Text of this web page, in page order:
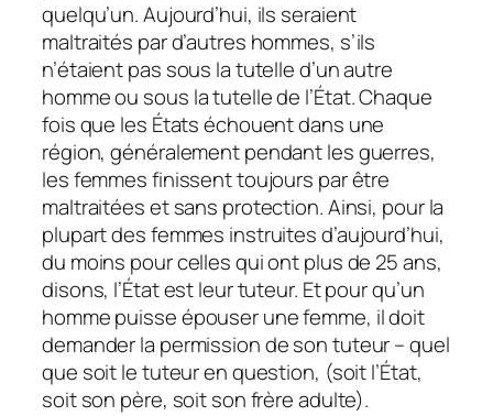
quelqu’un. Aujourd’hui, ils seraient
maltraités par d’autres hommes, s’ils
n’étaient pas sous la tutelle d’un autre
homme ou sous la tutelle de l’État. Chaque
fois que les États échouent dans une
région, généralement pendant les guerres,
les femmes finissent toujours par être
maltraitées et sans protection. Ainsi, pour la
plupart des femmes instruites d’aujourd’hui,
du moins pour celles qui ont plus de 25 ans,
disons, l’État est leur tuteur. Et pour qu’un
homme puisse épouser une femme, il doit
demander la permission de son tuteur – quel
que soit le tuteur en question, (soit l’État,
soit son père, soit son frère adulte).